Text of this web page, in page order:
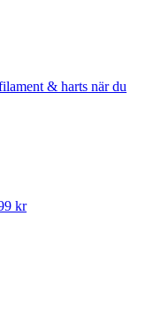
& harts när du
kr